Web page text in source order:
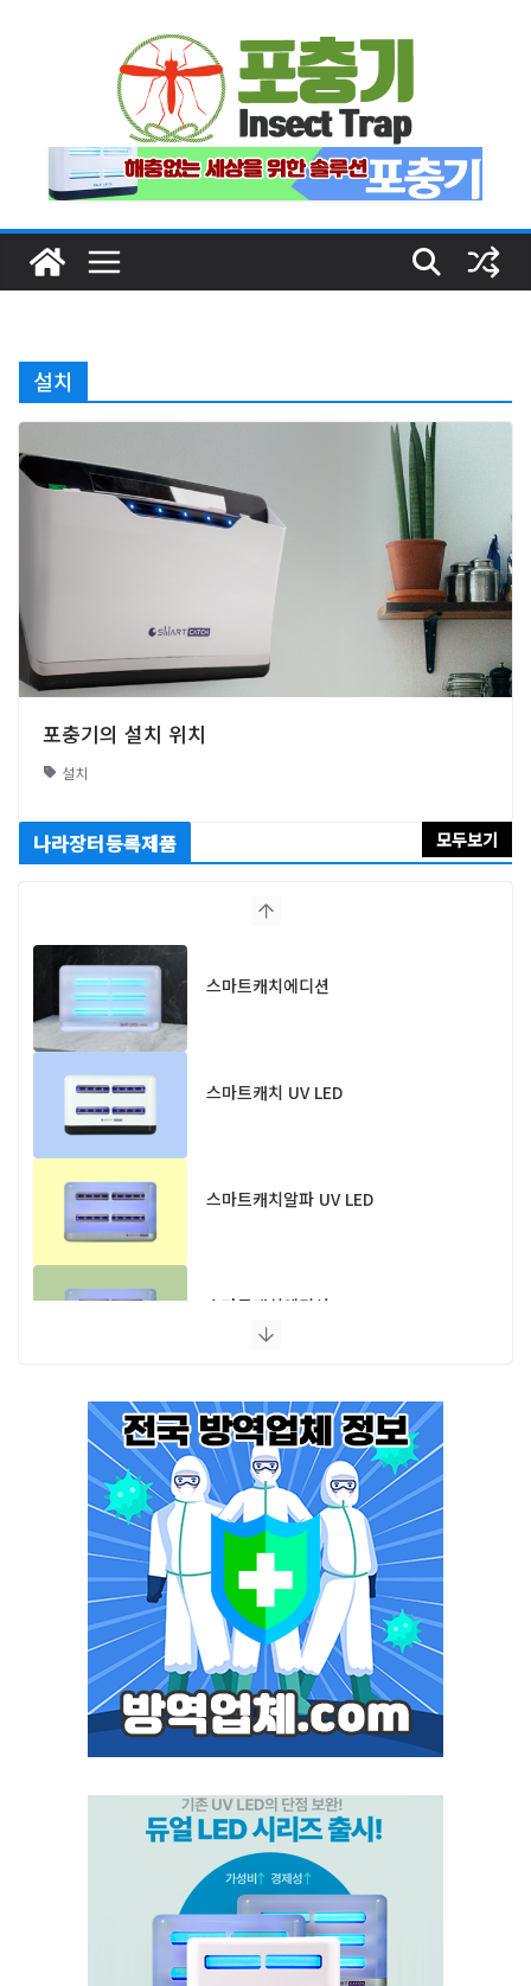
설치
포충기의 설치 위치
설치
나라장터등록제품 모두보기
스마트캐치에디션
스마트캐치 UV LED
스마트캐치알파 UV LED
스마트캐치에디션 UV LED
플라이포커스
모스포커스
포커스 LED
스마트키퍼 UV LED 일반형
스마트키퍼 UV LED 고급형
스마트캐치